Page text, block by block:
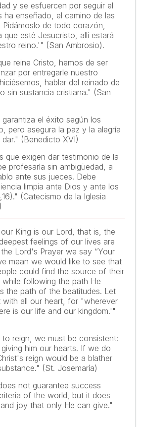
y se esfuercen por seguir el
ha enseñado, el camino de las
Pidámoslo de todo corazón,
que esté Jesucristo, allí estará
reino.'" (San Ambrosio).
reine Cristo, hemos de ser
por entregarle nuestro
hablar del reinado de
sin sustancia cristiana." (San
el éxito según los
pero asegura la paz y la alegría
(Benedicto XVI)
que exigen dar testimonio de la
profesarla sin ambigüedad, a
ante sus jueces. Debe
limpia ante Dios y ante los
(Catecismo de la Iglesia
King is our Lord, that is, the
feelings of our lives are
Lord's Prayer we say “Your
mean we would like to see that
could find the source of their
while following the path He
the path of the beatitudes. Let
with all our heart, for "wherever
is our life and our kingdom.'"
reign, we must be consistent:
him our hearts. If we do
reign would be a blather
(St. Josemaría)
not guarantee success
of the world, but it does
joy that only He can give."